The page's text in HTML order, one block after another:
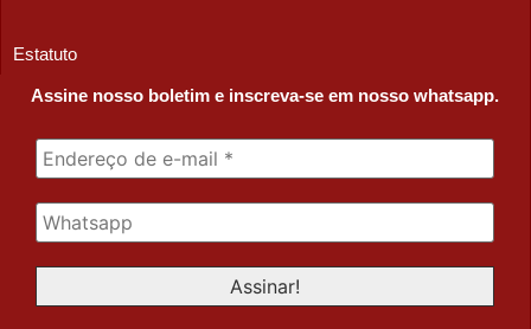
Estatuto
Assine nosso boletim e inscreva-se em nosso whatsapp.